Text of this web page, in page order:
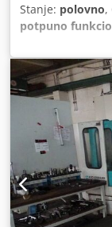
Stanje: polovno,
potpuno
udaljenost hoda
m/min, brzina
Z-os:30 m/min,
okret/min,
mm , ukupna
dužina stola:
struje:
trofazni,
V, ulazna struja:
priručnik,